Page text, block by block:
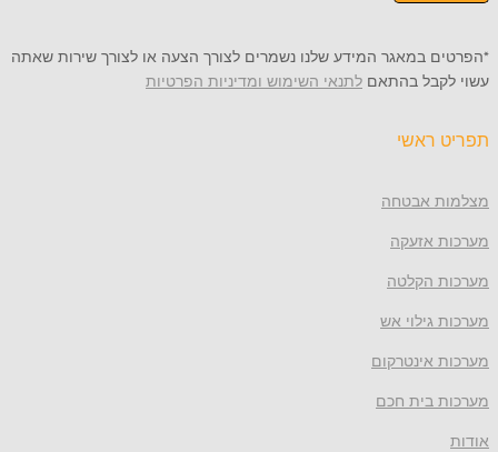
*הפרטים במאגר המידע שלנו נשמרים לצורך הצעה או לצורך שירות שאתה
עשוי לקבל בהתאם לתנאי השימוש ומדיניות הפרטיות
תפריט ראשי
מצלמות אבטחה
מערכות אזעקה
מערכות הקלטה
מערכות גילוי אש
מערכות אינטרקום
מערכות בית חכם
אודות